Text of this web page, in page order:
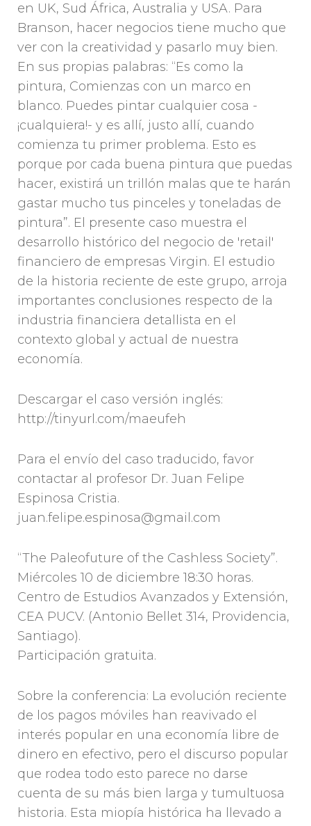
en UK, Sud África, Australia y USA. Para
Branson, hacer negocios tiene mucho que
ver con la creatividad y pasarlo muy bien.
En sus propias palabras: “Es como la
pintura, Comienzas con un marco en
blanco. Puedes pintar cualquier cosa -
¡cualquiera!- y es allí, justo allí, cuando
comienza tu primer problema. Esto es
porque por cada buena pintura que puedas
hacer, existirá un trillón malas que te harán
gastar mucho tus pinceles y toneladas de
pintura”. El presente caso muestra el
desarrollo histórico del negocio de 'retail'
financiero de empresas Virgin. El estudio
de la historia reciente de este grupo, arroja
importantes conclusiones respecto de la
industria financiera detallista en el
contexto global y actual de nuestra
economía.
Descargar el caso versión inglés:
http://tinyurl.com/maeufeh
Para el envío del caso traducido, favor
contactar al profesor Dr. Juan Felipe
Espinosa Cristia.
juan.felipe.espinosa@gmail.com
“The Paleofuture of the Cashless Society”.
Miércoles 10 de diciembre 18:30 horas.
Centro de Estudios Avanzados y Extensión,
CEA PUCV. (Antonio Bellet 314, Providencia,
Santiago).
Participación gratuita.
Sobre la conferencia: La evolución reciente
de los pagos móviles han reavivado el
interés popular en una economía libre de
dinero en efectivo, pero el discurso popular
que rodea todo esto parece no darse
cuenta de su más bien larga y tumultuosa
historia. Esta miopía histórica ha llevado a